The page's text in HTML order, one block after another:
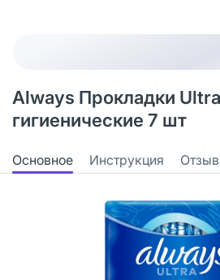
Always Прокладки
гигиенические 7 шт
Основное Инструкция